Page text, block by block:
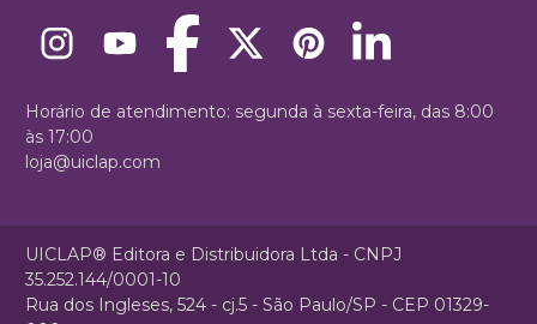
Horário de atendimento: segunda à sexta-feira, das 8:00
às 17:00
loja@uiclap.com
UICLAP® Editora e Distribuidora Ltda - CNPJ
35.252.144/0001-10
Rua dos Ingleses, 524 - cj.5 - São Paulo/SP - CEP 01329-